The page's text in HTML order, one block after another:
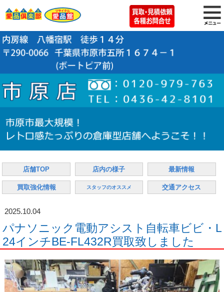
店舗TOP 店内の様子 最新情報
買取強化情報 スタッフのオススメ 交通アクセス
2025.10.04
パナソニック電動アシスト自転車ビビ・L
24インチBE-FL432R買取致しました